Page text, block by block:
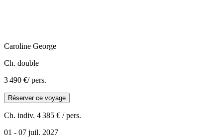
Caroline George
Ch. double
3 490 €/ pers.
Réserver ce voyage
Ch. indiv. 4 385 € / pers.
01 - 07 juil. 2027